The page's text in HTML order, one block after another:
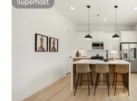
Superhost
Superhost